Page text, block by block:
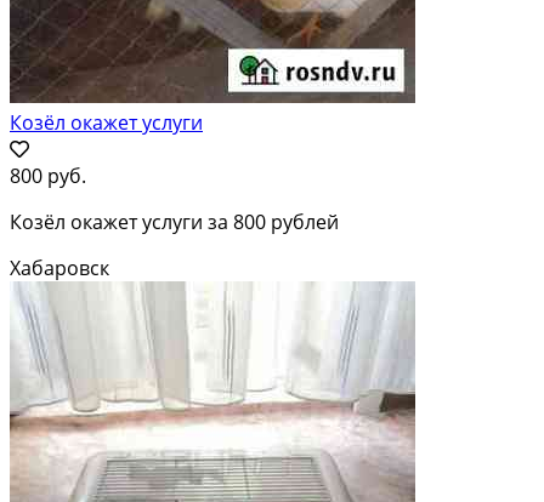
Козёл окажет услуги
800 руб.
Козёл окажет услуги за 800 рублей
Хабаровск